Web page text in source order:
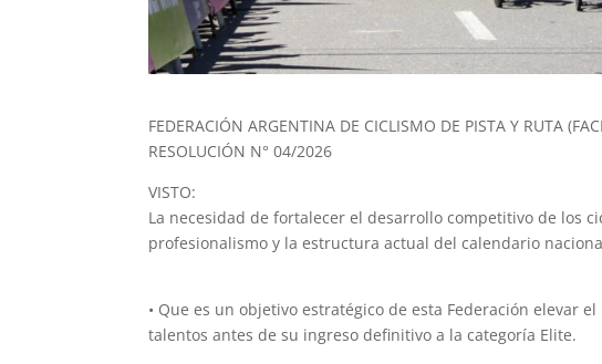
FEDERACIÓN ARGENTINA DE CICLISMO DE PISTA Y RUTA
RESOLUCIÓN N° 04/2026
VISTO:
La necesidad de fortalecer el desarrollo competitivo de los
profesionalismo y la estructura actual del calendario
• Que es un objetivo estratégico de esta Federación elevar
talentos antes de su ingreso definitivo a la categoría Elite.